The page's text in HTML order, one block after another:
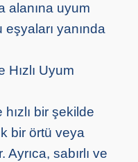
alanına uyum
eşyaları yanında
Uyum
bir şekilde
bir örtü veya
sabırlı ve